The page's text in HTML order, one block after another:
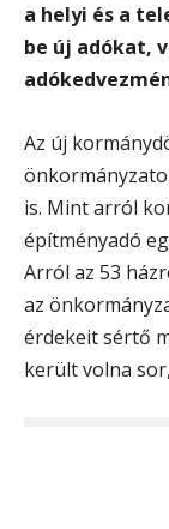
a helyi és a
be új adókat,
Az új
is. Mint arról
építményadó
Arról az 53
az
érdekeit sértő
került volna